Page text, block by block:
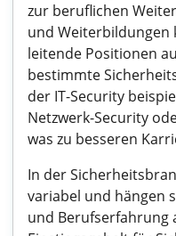
zur beruflichen
und Weiterbildungen
leitende Positionen
bestimmte
der IT-Security
Netzwerk-Security
was zu besseren
In der
variabel und hängen
und Berufserfahrung